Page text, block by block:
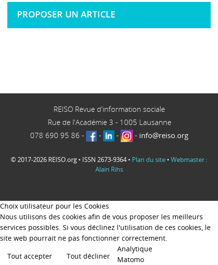
PROPOSER UN ARTICLE
REISO Revue d'information sociale
Rue de l'Académie 3 - 1005 Lausanne
078 690 95 86 - - - - info@reiso.org
© 2017-2026 REISO.org • ISSN 2673-9364 • Plan du site • Webmaster :
Alain Rihs
Choix utilisateur pour les Cookies
Nous utilisons des cookies afin de vous proposer les meilleurs
services possibles. Si vous déclinez l'utilisation de ces cookies, le
site web pourrait ne pas fonctionner correctement.
Tout accepter
Tout décliner
Analytique
Matomo